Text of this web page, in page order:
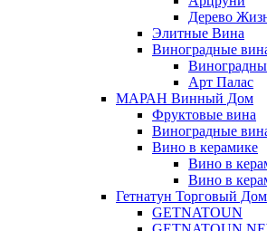
Дерево
Элитные Вина
Виноградные
Арт Палас
МАРАН Винный Дом
Фруктовые вина
Виноградные
Вино в керамике
Вино в
Вино в
Гетнатун Торговый Дом
GETNATOUN